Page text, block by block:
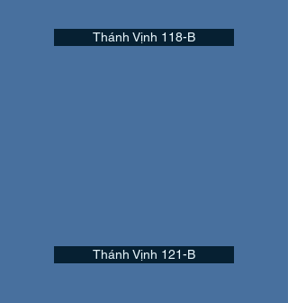
Thánh Vịnh 118-B
Thánh Vịnh 121-B